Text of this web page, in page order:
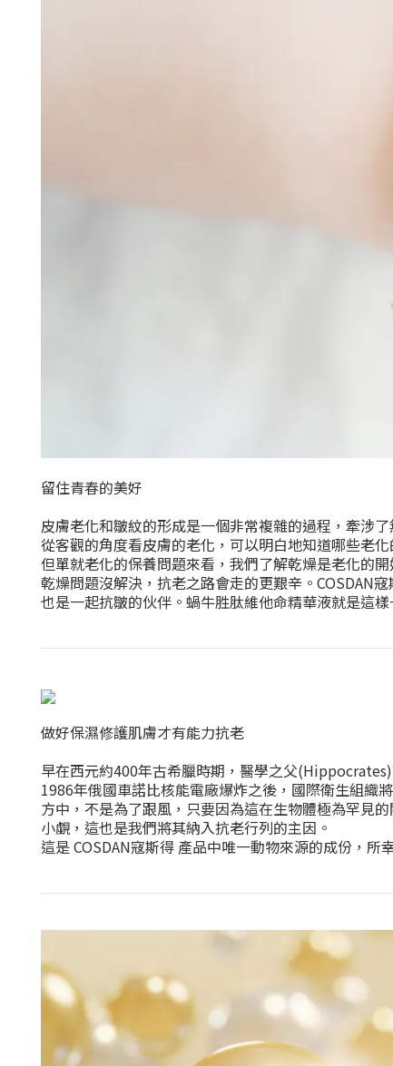
留住青春的美好
皮膚老化和皺紋的形成是一個非常複雜的過程，牽涉
從客觀的角度看皮膚的老化，可以明白地知道哪些老
但單就老化的保養問題來看，我們了解乾燥是老化的
乾燥問題沒解決，抗老之路會走的更艱辛。COSDAN
也是一起抗皺的伙伴。蝸牛胜肽維他命精華液就是這
做好保濕修護肌膚才有能力抗老
早在西元約400年古希臘時期，醫學之父
1986年俄國車諾比核能電廠爆炸之後，國際衛生組織
方中，不是為了跟風，只要因為這在生物體極為罕見
小覷，這也是我們將其納入抗老行列的主因。
這是 COSDAN寇斯得 產品中唯一動物來源的成份，